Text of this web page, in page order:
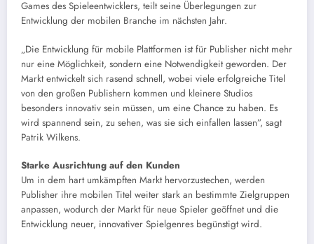
Games des Spieleentwicklers, teilt seine Überlegungen zur
Entwicklung der mobilen Branche im nächsten Jahr.
„Die Entwicklung für mobile Plattformen ist für Publisher nicht mehr
nur eine Möglichkeit, sondern eine Notwendigkeit geworden. Der
Markt entwickelt sich rasend schnell, wobei viele erfolgreiche Titel
von den großen Publishern kommen und kleinere Studios
besonders innovativ sein müssen, um eine Chance zu haben. Es
wird spannend sein, zu sehen, was sie sich einfallen lassen”, sagt
Patrik Wilkens.
Starke Ausrichtung auf den Kunden
Um in dem hart umkämpften Markt hervorzustechen, werden
Publisher ihre mobilen Titel weiter stark an bestimmte Zielgruppen
anpassen, wodurch der Markt für neue Spieler geöffnet und die
Entwicklung neuer, innovativer Spielgenres begünstigt wird.